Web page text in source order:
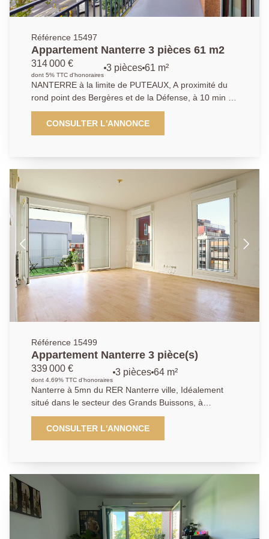
Référence 15497
Appartement Nanterre 3 pièces 61 m2
314 000 €
dont 5% TTC d'honoraires
3 pièces 61 m²
NANTERRE à la limite de PUTEAUX, A proximité du
rond point des Bergères et de la Défense, à 10 min du
futur métro de la place de la Boule, dans une
résidence bien entretenue, nous vous proposons cet
appartement composé de 3 pièces principales de 61
chambres, une salle de bain et des toilettes séparés.
Une cave complète ce bien. Possibilité d'acheter un
box de 19 m² en supplément. Nous contacter :
01.40.97.07.07. AP/LT.
CONSULTER L'ANNONCE
Référence 15499
Appartement Nanterre 3 pièce(s)
339 000 €
dont 4.69% TTC d'honoraires
3 pièces 64 m²
Nanterre à 5mn du RER Nanterre ville, Idéalement
situé dans le secteur des Grands Buissons, à
proximités immédiates de toutes commodités, à 10mn
de la préfecture et 5mn des bords de Seine. Ce beau
et lumineux 3 pièces de 64.12 m², saura vous séduire
orientée SUD-OUEST. La cuisine est indépendante à
aménager. Vous pénétrez dans le coin nuit par un
dégagement qui donne accès à 2 chambres, une salle
de bains, un WC indépendant. Une place de parking
CONSULTER L'ANNONCE